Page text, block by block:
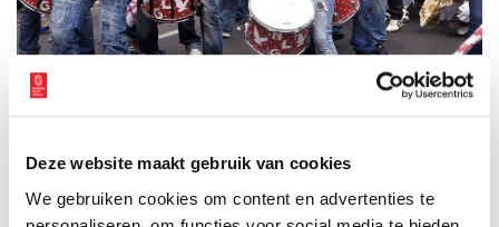
Deze website maakt gebruik van cookies
We gebruiken cookies om content en advertenties te
Daarmee is het verleden natuurlijk nog niet afgesloten. Omdat de